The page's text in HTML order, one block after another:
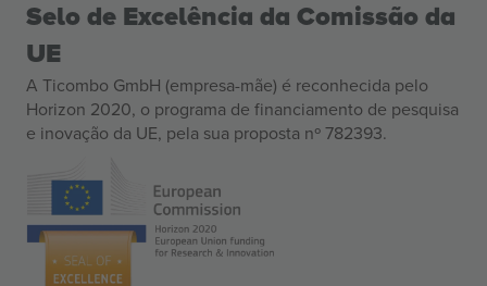
Selo de Excelência da Comissão da
UE
A Ticombo GmbH (empresa-mãe) é reconhecida pelo
Horizon 2020, o programa de financiamento de pesquisa
e inovação da UE, pela sua proposta nº 782393.